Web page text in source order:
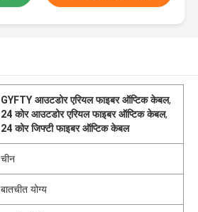
GYFTY आउटडोर एरियल फाइबर ऑप्टिक केबल,
24 कोर आउटडोर एरियल फाइबर ऑप्टिक केबल,
24 कोर जिफ्टी फाइबर ऑप्टिक केबल
चीन
बातचीत योग्य